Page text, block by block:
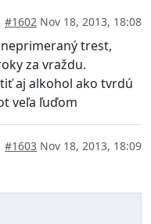
#1602 Nov 18, 2013, 18:08
trest,
za vraždu.
aj alkohol ako tvrdú
veľa ľuďom
#1603 Nov 18, 2013, 18:09